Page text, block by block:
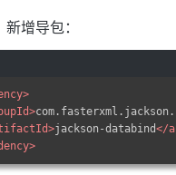
新增导包：
>
>
>jackson-databind</
>